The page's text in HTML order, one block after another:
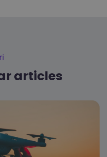
articles